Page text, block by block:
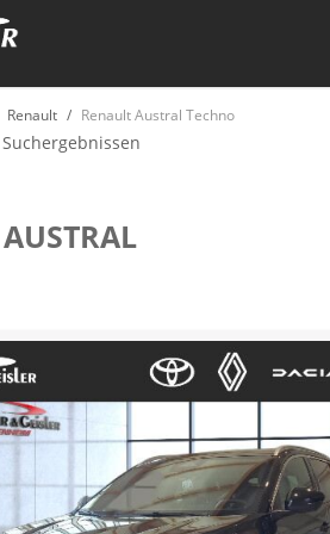
Renault Renault Austral Techno